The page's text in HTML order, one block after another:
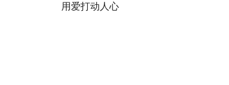
用爱打动人心